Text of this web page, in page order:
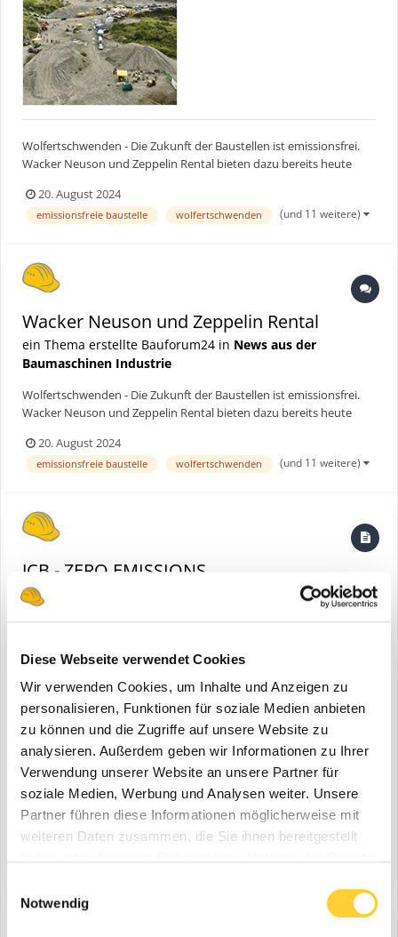
Diese Webseite verwendet Cookies
Wir verwenden Cookies, um Inhalte und Anzeigen zu
personalisieren, Funktionen für soziale Medien anbieten
zu können und die Zugriffe auf unsere Website zu
analysieren. Außerdem geben wir Informationen zu Ihrer
Verwendung unserer Website an unsere Partner für
soziale Medien, Werbung und Analysen weiter. Unsere
Partner führen diese Informationen möglicherweise mit
weiteren Daten zusammen, die Sie ihnen bereitgestellt
Notwendig
Wolfertschwenden - Die Zukunft der Baustellen ist emissionsfrei.
Wacker Neuson und Zeppelin Rental bieten dazu bereits heute
effizientes Arbeiten. An dem Aktionstag „zero emission:
Nachhaltiges Bauen“ präsentierten die beiden Unternehmen...
20. August 2024
emissionsfreie baustelle wolfertschwenden (und 11 weitere)
Wacker Neuson und Zeppelin Rental
ein Thema erstellte Bauforum24 in News aus der
Baumaschinen Industrie
Wolfertschwenden - Die Zukunft der Baustellen ist emissionsfrei.
Wacker Neuson und Zeppelin Rental bieten dazu bereits heute
effizientes Arbeiten. An dem Aktionstag „zero emission:
Nachhaltiges Bauen“ präsentierten die beiden Unternehmen...
20. August 2024
emissionsfreie baustelle wolfertschwenden (und 11 weitere)
JCB - ZERO EMISSIONS
eine Bauforum24 News erstellte Bauforum24 inJCB
Frechen - Städte und Gemeinden, aber auch Landes- und
Nationalregierungen auf der ganzen Welt rufen den Klimanotstand
aus. Klar ist, dass damit auch Erwartungen an die Verwaltungen
umzusetzen...